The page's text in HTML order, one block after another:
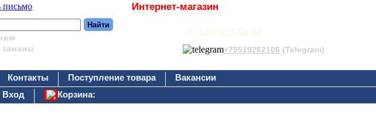
Интернет-магазин
замены
+7 (342) 212-54-00
+79519262106 (Telegram)
Контакты Поступление товара
Вакансии
Вход
Корзина: